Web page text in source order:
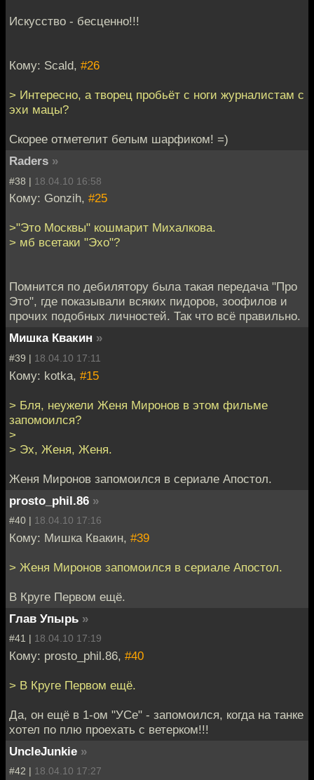
Искусство - бесценно!!!
Кому: Scald, #26
> Интересно, а творец пробьёт с ноги журналистам с
эхи мацы?
Скорее отметелит белым шарфиком! =)
Raders »
#38 | 18.04.10 16:58
Кому: Gonzih, #25
>"Это Москвы" кошмарит Михалкова.
> мб всетаки "Эхо"?
Помнится по дебилятору была такая передача "Про
Это", где показывали всяких пидоров, зоофилов и
прочих подобных личностей. Так что всё правильно.
Мишка Квакин »
#39 | 18.04.10 17:11
Кому: kotka, #15
> Бля, неужели Женя Миронов в этом фильме
запомоился?
>
> Эх, Женя, Женя.
Женя Миронов запомоился в сериале Апостол.
prosto_phil.86 »
#40 | 18.04.10 17:16
Кому: Мишка Квакин, #39
> Женя Миронов запомоился в сериале Апостол.
В Круге Первом ещё.
Глав Упырь »
#41 | 18.04.10 17:19
Кому: prosto_phil.86, #40
> В Круге Первом ещё.
Да, он ещё в 1-ом "УСе" - запомоился, когда на танке
хотел по плю проехать с ветерком!!!
UncleJunkie »
#42 | 18.04.10 17:27